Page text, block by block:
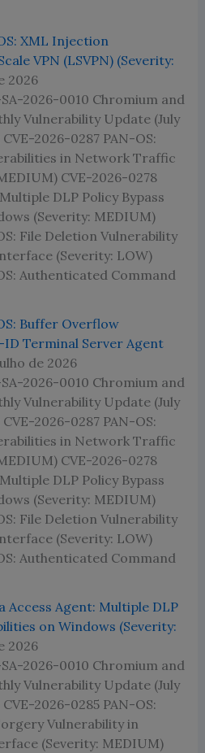
XML Injection
VPN (LSVPN) (Severity:
2026
2026-0010 Chromium and
Vulnerability Update (July
2026-0287 PAN-OS:
in Network Traffic
CVE-2026-0278
DLP Policy Bypass
(Severity: MEDIUM)
File Deletion Vulnerability
(Severity: LOW)
Authenticated Command
Buffer Overflow
Terminal Server Agent
de 2026
2026-0010 Chromium and
Vulnerability Update (July
2026-0287 PAN-OS:
in Network Traffic
CVE-2026-0278
DLP Policy Bypass
(Severity: MEDIUM)
File Deletion Vulnerability
(Severity: LOW)
Authenticated Command
Access Agent: Multiple DLP
on Windows (Severity:
2026
2026-0010 Chromium and
Vulnerability Update (July
2026-0285 PAN-OS:
Vulnerability in
(Severity: MEDIUM)